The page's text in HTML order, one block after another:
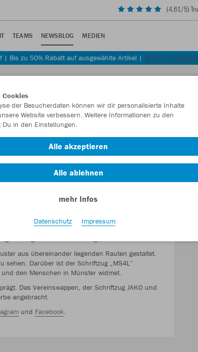
(4,61/5)
TEAMS NEWSBLOG MEDIEN
| Bis zu 50% Rabatt auf ausgewählte Artikel | JETZT
mit der die Adlerträger spielen.
2021/22 ist in intensiver Zusammenarbeit mit
der Region für ihre Adlerträger.
aus übereinander liegenden Rauten gestaltet.
sehen. Darüber ist der Schriftzug „MS4L“
den Menschen in Münster widmet.
Das Vereinswappen, der Schriftzug JAKO und
angebracht.
und Facebook
Cookies
der Besucherdaten können wir dir personalisierte Inhalte
Website verbessern. Weitere Informationen zu den
Du in den Einstellungen.
Alle akzeptieren
Alle ablehnen
mehr Infos
Datenschutz Impressum